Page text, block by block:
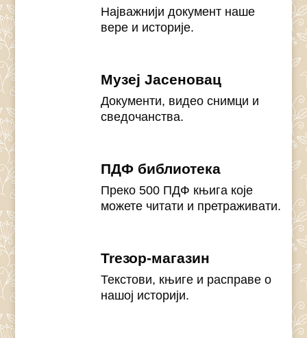
Најважнији документ наше
вере и историје.
Музеј Јасеновац
Документи, видео снимци и
сведочанства.
ПДФ библиотека
Преко 500 ПДФ књига које
можете читати и претраживати.
Treзор-магазин
Текстови, књиге и расправе о
нашој историји.